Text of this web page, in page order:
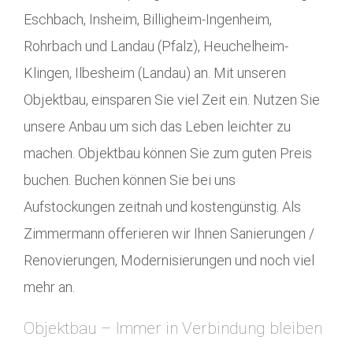
Eschbach, Insheim, Billigheim-Ingenheim,
Rohrbach und Landau (Pfalz), Heuchelheim-
Klingen, Ilbesheim (Landau) an. Mit unseren
Objektbau, einsparen Sie viel Zeit ein. Nutzen Sie
unsere Anbau um sich das Leben leichter zu
machen. Objektbau können Sie zum guten Preis
buchen. Buchen können Sie bei uns
Aufstockungen zeitnah und kostengünstig. Als
Zimmermann offerieren wir Ihnen Sanierungen /
Renovierungen, Modernisierungen und noch viel
mehr an.
Objektbau – Immer in Verbindung bleiben